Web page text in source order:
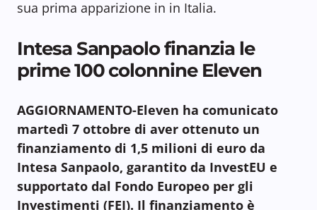
sua prima apparizione in in Italia.
Intesa Sanpaolo finanzia le
prime 100 colonnine Eleven
AGGIORNAMENTO-Eleven ha comunicato
martedì 7 ottobre di aver ottenuto un
finanziamento di 1,5 milioni di euro da
Intesa Sanpaolo, garantito da InvestEU e
supportato dal Fondo Europeo per gli
Investimenti (FEI). Il finanziamento è